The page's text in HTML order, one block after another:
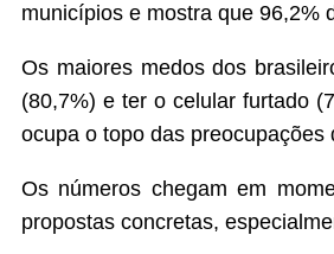
municípios e mostra que 96,2%
Os maiores medos dos
(80,7%) e ter o celular furtado
ocupa o topo das preocupações
Os números chegam em
propostas concretas,